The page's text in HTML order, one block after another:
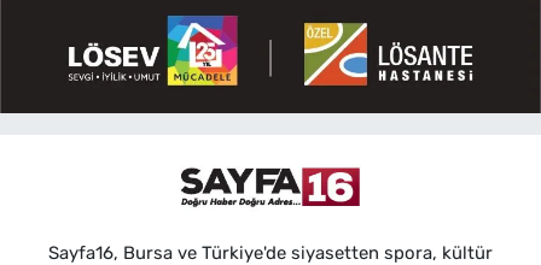
Sayfa16, Bursa ve Türkiye'de siyasetten spora, kültür